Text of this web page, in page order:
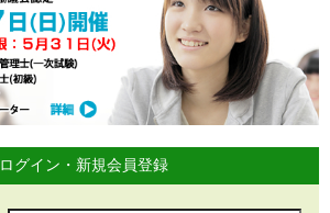
ログイン・新規会員登録